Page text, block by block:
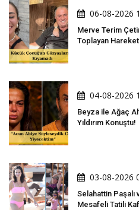
06-08-2026
Merve Terim
Toplayan
04-08-2026
Beyza ile Ağaç
Yıldırım Konuştu!
03-08-2026
Selahattin Paşalı
Mesafeli Tatili